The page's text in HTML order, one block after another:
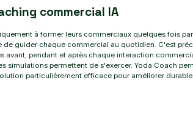
commercial IA
à former leurs commerciaux quelques fois
guider chaque commercial au quotidien. C'est
avant, pendant et après chaque interaction
simulations permettent de s'exercer. Yoda Coach
particulièrement efficace pour améliorer